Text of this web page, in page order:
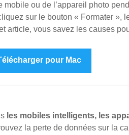
ou de l’appareil photo
sur le bouton « Formater »,
article, vous savez les causes
pour Mac
les mobiles intelligents, les
la perte de données sur la